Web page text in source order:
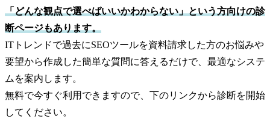
「どんな観点で選べばいいかわからない」という方向けの診
断ページもあります。
ITトレンドで過去にSEOツールを資料請求した方のお悩みや
要望から作成した簡単な質問に答えるだけで、最適なシステ
ムを案内します。
無料で今すぐ利用できますので、下のリンクから診断を開始
してください。